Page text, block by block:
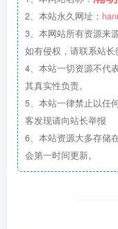
2、本站永久网址：
3、本网站所有资源来
如有侵权，请联系站长
4、本站一切资源不代
其真实性负责。
5、本站一律禁止以任
客发现请向站长举报
6、本站资源大多存储
会第一时间更新。